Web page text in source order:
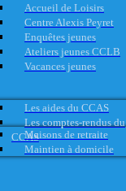
Accueil de Loisirs
Centre Alexis Peyret
Enquêtes jeunes
Ateliers jeunes CCLB
Vacances jeunes
Les aides du CCAS
Les comptes-rendus du
CCASMaisons de retraite
Maintien à domicile